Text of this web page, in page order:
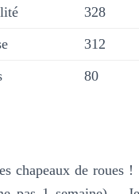
328
312
80
chapeaux de roues